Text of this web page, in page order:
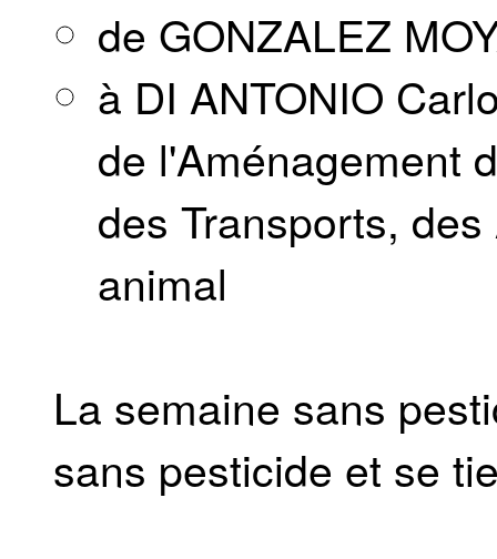
de GONZALEZ
à DI ANTONIO
de l'Aménagement
des Transports,
animal
La semaine sans
sans pesticide et se